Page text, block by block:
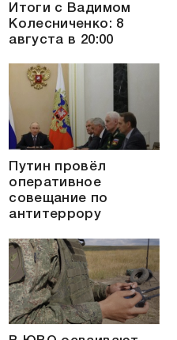
Итоги с Вадимом
Колесниченко: 8
августа в 20:00
Путин провёл
оперативное
совещание по
антитеррору